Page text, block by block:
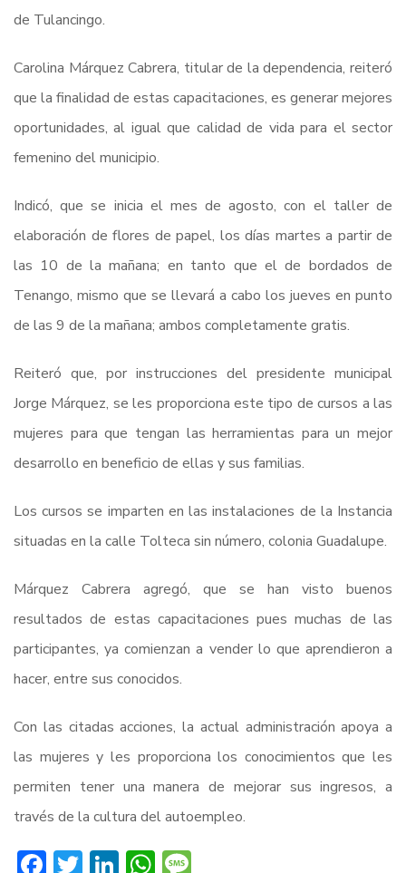
de Tulancingo.
Carolina Márquez Cabrera, titular de la dependencia, reiteró
que la finalidad de estas capacitaciones, es generar mejores
oportunidades, al igual que calidad de vida para el sector
femenino del municipio.
Indicó, que se inicia el mes de agosto, con el taller de
elaboración de flores de papel, los días martes a partir de
las 10 de la mañana; en tanto que el de bordados de
Tenango, mismo que se llevará a cabo los jueves en punto
de las 9 de la mañana; ambos completamente gratis.
Reiteró que, por instrucciones del presidente municipal
Jorge Márquez, se les proporciona este tipo de cursos a las
mujeres para que tengan las herramientas para un mejor
desarrollo en beneficio de ellas y sus familias.
Los cursos se imparten en las instalaciones de la Instancia
situadas en la calle Tolteca sin número, colonia Guadalupe.
Márquez Cabrera agregó, que se han visto buenos
resultados de estas capacitaciones pues muchas de las
participantes, ya comienzan a vender lo que aprendieron a
hacer, entre sus conocidos.
Con las citadas acciones, la actual administración apoya a
las mujeres y les proporciona los conocimientos que les
permiten tener una manera de mejorar sus ingresos, a
través de la cultura del autoempleo.
Facebook
Twitter
LinkedIn
WhatsApp